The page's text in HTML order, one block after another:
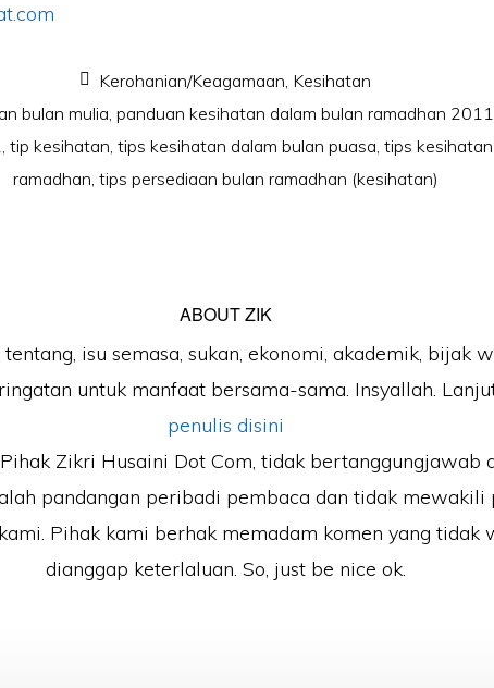
Kerohanian/Keagamaan, Kesihatan
bulan mulia, panduan kesihatan dalam bulan ramadhan 2011
, tip kesihatan, tips kesihatan dalam bulan puasa, tips
ramadhan, tips persediaan bulan ramadhan (kesihatan)
ABOUTZIK
isu semasa, sukan, ekonomi, akademik, bijak
untuk manfaat bersama-sama. Insyallah.
penulis disini
Pihak Zikri Husaini Dot Com, tidak bertanggungjawab
pandangan peribadi pembaca dan tidak mewakili
Pihak kami berhak memadam komen yang tidak
dianggap keterlaluan. So, just be nice ok.